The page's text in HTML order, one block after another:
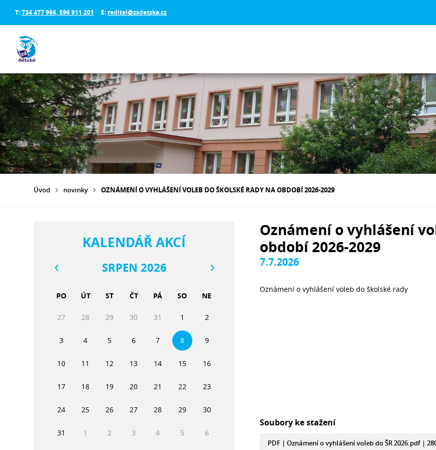
T:734 477 966, 596 911 201 E: reditel@zsdetska.cz
Úvod novinky OZNÁMENÍ O VYHLÁŠENÍ VOLEB DO ŠKOLSKÉ RADY NA OBDOBÍ 2026-2029
Oznámení o vyhlášení
období 2026-2029
7.7.2026
Oznámení o vyhlášení voleb do školské rady
Soubory ke stažení
PDF |Oznámení o vyhlášení voleb do ŠR 2026.pdf|
KALENDÁŘ AKCÍ
SRPEN 2026
PO ÚT ST ČT PÁ SO NE
27 28 29 30 31 1 2
3 4 5 6 7 8 9
10 11 12 13 14 15 16
17 18 19 20 21 22 23
24 25 26 27 28 29 30
31 1 2 3 4 5 6